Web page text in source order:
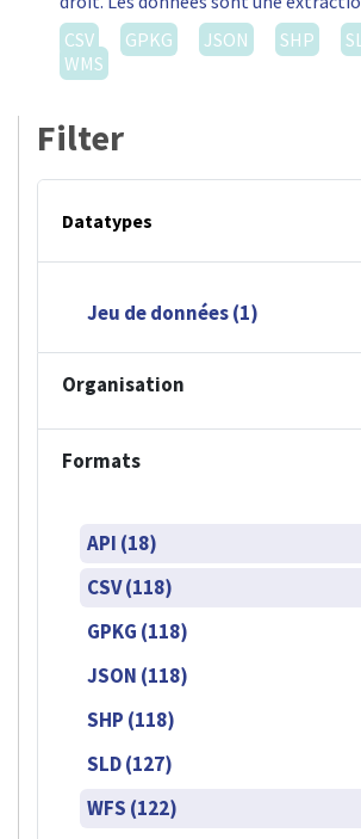
CSV
GPKG JSON SHP
WMS
Filter
Datatypes
Jeu de données (1)
Organisation
Formats
API (18)
CSV (118)
GPKG (118)
JSON (118)
SHP (118)
SLD (127)
WFS (122)